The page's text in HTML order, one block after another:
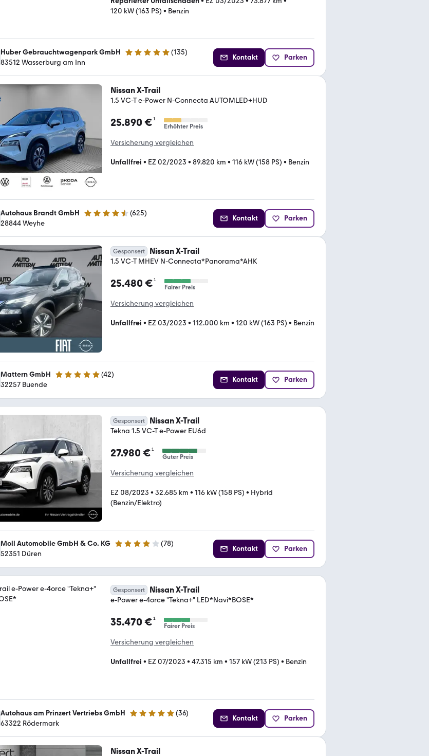
120 kW (163 PS) • Benzin
Huber Gebrauchtwagenpark GmbH 5 Sterne (135)
83512 Wasserburg am Inn
Kontakt Parken
Nissan X-Trail
1.5 VC-T e-Power N-Connecta AUTOMLED+HUD
25.890 €¹
Erhöhter Preis
Versicherung vergleichen
Unfallfrei • EZ 02/2023 • 89.820 km • 116 kW (158 PS) • Benzin
Autohaus Brandt GmbH 4.7 Sterne (625)
28844 Weyhe
Kontakt Parken
Gesponsert Nissan X-Trail
1.5 VC-T MHEV N-Connecta*Panorama*AHK
25.480 €¹
Fairer Preis
Versicherung vergleichen
Unfallfrei • EZ 03/2023 • 112.000 km • 120 kW (163 PS) • Benzin
Mattern GmbH 4.9 Sterne (42)
32257 Buende
Kontakt Parken
Gesponsert Nissan X-Trail
Tekna 1.5 VC-T e-Power EU6d
27.980 €¹
Guter Preis
Versicherung vergleichen
EZ 08/2023 • 32.685 km • 116 kW (158 PS) • Hybrid
(Benzin/Elektro)
Moll Automobile GmbH & Co. KG 4.2 Sterne (78)
52351 Düren
Kontakt Parken
Gesponsert Nissan X-Trail
e-Power e-4orce "Tekna+" LED*Navi*BOSE*
35.470 €¹
Fairer Preis
Versicherung vergleichen
Unfallfrei • EZ 07/2023 • 47.315 km • 157 kW (213 PS) • Benzin
Autohaus am Prinzert Vertriebs GmbH 4.8 Sterne (36)
63322 Rödermark
Kontakt Parken
Nissan X-Trail